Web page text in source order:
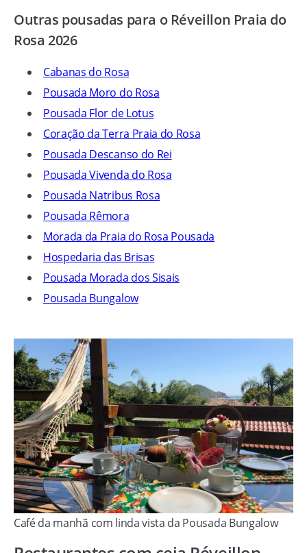
Outras pousadas para o Réveillon Praia do
Rosa 2026
Cabanas do Rosa
Pousada Moro do Rosa
Pousada Flor de Lotus
Coração da Terra Praia do Rosa
Pousada Descanso do Rei
Pousada Vivenda do Rosa
Pousada Natribus Rosa
Pousada Rêmora
Morada da Praia do Rosa Pousada
Hospedaria das Brisas
Pousada Morada dos Sisais
Pousada Bungalow
Café da manhã com linda vista da Pousada Bungalow